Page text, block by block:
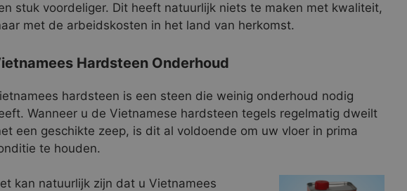
stuk voordeliger. Dit heeft natuurlijk niets te maken met kwaliteit,
met de arbeidskosten in het land van herkomst.
Hardsteen Onderhoud
hardsteen is een steen die weinig onderhoud nodig
Wanneer u de Vietnamese hardsteen tegels regelmatig dweilt
een geschikte zeep, is dit al voldoende om uw vloer in prima
te houden.
kan natuurlijk zijn dat u Vietnamees